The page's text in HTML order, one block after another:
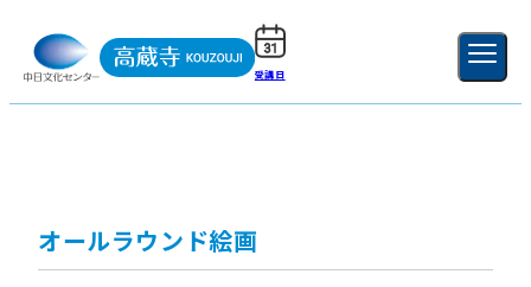
受講日 新規登録
オールラウンド絵画